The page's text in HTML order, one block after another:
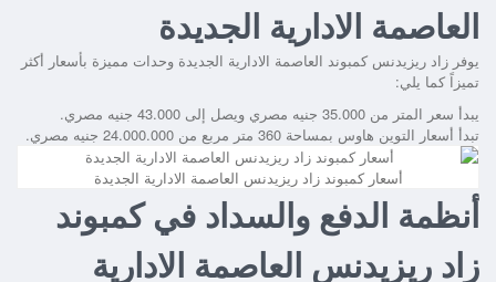
العاصمة الادارية الجديدة
يوفر زاد ريزيدنس كمبوند العاصمة الادارية الجديدة وحدات مميزة بأسعار أكثر
تميزاً كما يلي:
يبدأ سعر المتر من 35.000 جنيه مصري ويصل إلى 43.000 جنيه مصري.
تبدأ أسعار التوين هاوس بمساحة 360 متر مربع من 24.000.000 جنيه مصري.
أسعار كمبوند زاد ريزيدنس العاصمة الادارية الجديدة
أنظمة الدفع والسداد في كمبوند
زاد ريزيدنس العاصمة الادارية